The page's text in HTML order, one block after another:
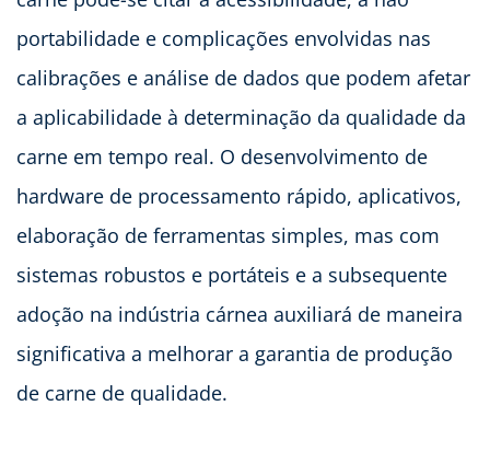
portabilidade e complicações envolvidas nas
calibrações e análise de dados que podem afetar
a aplicabilidade à determinação da qualidade da
carne em tempo real. O desenvolvimento de
hardware de processamento rápido, aplicativos,
elaboração de ferramentas simples, mas com
sistemas robustos e portáteis e a subsequente
adoção na indústria cárnea auxiliará de maneira
significativa a melhorar a garantia de produção
de carne de qualidade.